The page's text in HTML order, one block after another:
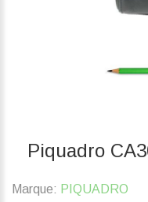
Piquadro
Marque: PIQUADRO